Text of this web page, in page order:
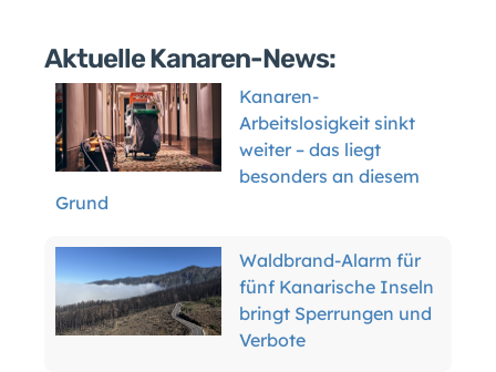
Aktuelle Kanaren-News:
Kanaren-
Arbeitslosigkeit sinkt
weiter – das liegt
besonders an diesem
Grund
Waldbrand-Alarm für
fünf Kanarische Inseln
bringt Sperrungen und
Verbote